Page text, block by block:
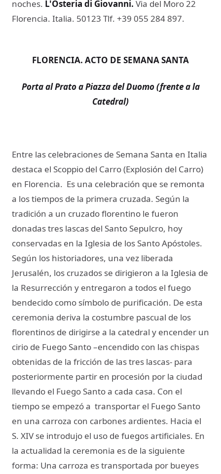
noches. L'Osteria di Giovanni. Via del Moro 22
Florencia. Italia. 50123 Tlf. +39 055 284 897.
FLORENCIA. ACTO DE SEMANA SANTA
Porta al Prato a Piazza del Duomo (frente a la
Catedral)
Entre las celebraciones de Semana Santa en Italia
destaca el Scoppio del Carro (Explosión del Carro)
en Florencia. Es una celebración que se remonta
a los tiempos de la primera cruzada. Según la
tradición a un cruzado florentino le fueron
donadas tres lascas del Santo Sepulcro, hoy
conservadas en la Iglesia de los Santo Apóstoles.
Según los historiadores, una vez liberada
Jerusalén, los cruzados se dirigieron a la Iglesia de
la Resurrección y entregaron a todos el fuego
bendecido como símbolo de purificación. De esta
ceremonia deriva la costumbre pascual de los
florentinos de dirigirse a la catedral y encender un
cirio de Fuego Santo –encendido con las chispas
obtenidas de la fricción de las tres lascas- para
posteriormente partir en procesión por la ciudad
llevando el Fuego Santo a cada casa. Con el
tiempo se empezó a transportar el Fuego Santo
en una carroza con carbones ardientes. Hacia el
S. XIV se introdujo el uso de fuegos artificiales. En
la actualidad la ceremonia es de la siguiente
forma: Una carroza es transportada por bueyes